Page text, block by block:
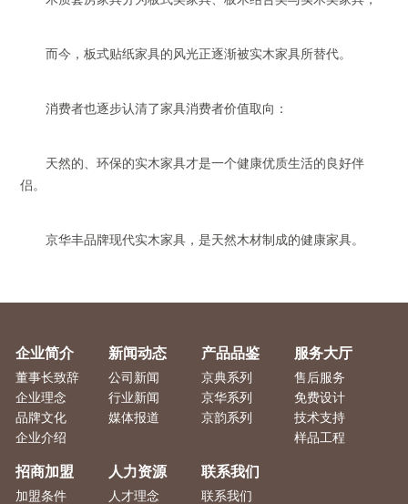
而今，板式贴纸家具的风光正逐渐被实木家具所替代。
消费者也逐步认清了家具消费者价值取向：
天然的、环保的实木家具才是一个健康优质生活的良好伴
侣。
京华丰品牌现代实木家具，是天然木材制成的健康家具。
企业简介
董事长致辞
企业理念
品牌文化
企业介绍
新闻动态
公司新闻
行业新闻
媒体报道
产品品鉴
京典系列
京华系列
京韵系列
服务大厅
售后服务
免费设计
技术支持
样品工程
招商加盟
加盟条件
人力资源
人才理念
联系我们
联系我们